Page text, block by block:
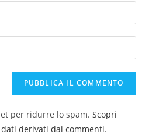
per ridurre lo spam.Scopri
derivati dai commenti.